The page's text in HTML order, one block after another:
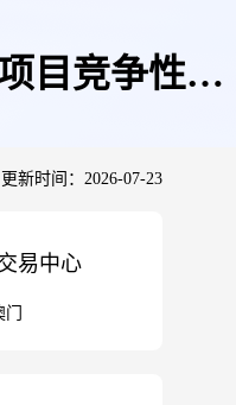
目竞争性磋
更新时间：2026-07-23
易中心